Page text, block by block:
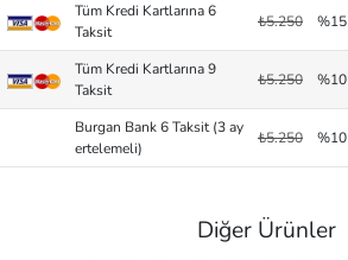
Tüm Kredi Kartlarına 6
Taksit
₺5.250 %15
Tüm Kredi Kartlarına 9
Taksit
₺5.250 %10
Burgan Bank 6 Taksit (3 ay
ertelemeli)
₺5.250 %10
Diğer Ürünler